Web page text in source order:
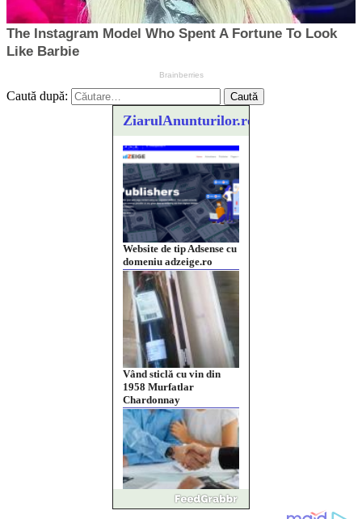
Caută după:
ZiarulAnunturilor.ro
Website de tip Adsense cu
domeniu adzeige.ro
Vând sticlă cu vin din
1958 Murfatlar
Chardonnay
Împrumut si investitii